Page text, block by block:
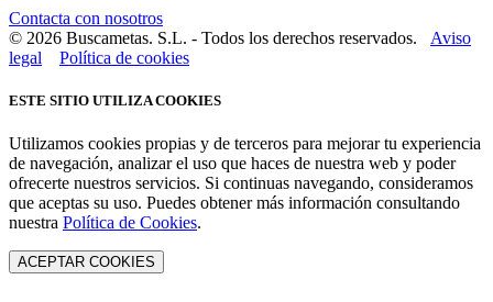
Contacta con nosotros
© 2026 Buscametas. S.L. - Todos los derechos reservados. Aviso
legal
Política de cookies
ESTE SITIO UTILIZA COOKIES
Utilizamos cookies propias y de terceros para mejorar tu experiencia
de navegación, analizar el uso que haces de nuestra web y poder
ofrecerte nuestros servicios. Si continuas navegando, consideramos
que aceptas su uso. Puedes obtener más información consultando
nuestra Política de Cookies.
ACEPTAR COOKIES